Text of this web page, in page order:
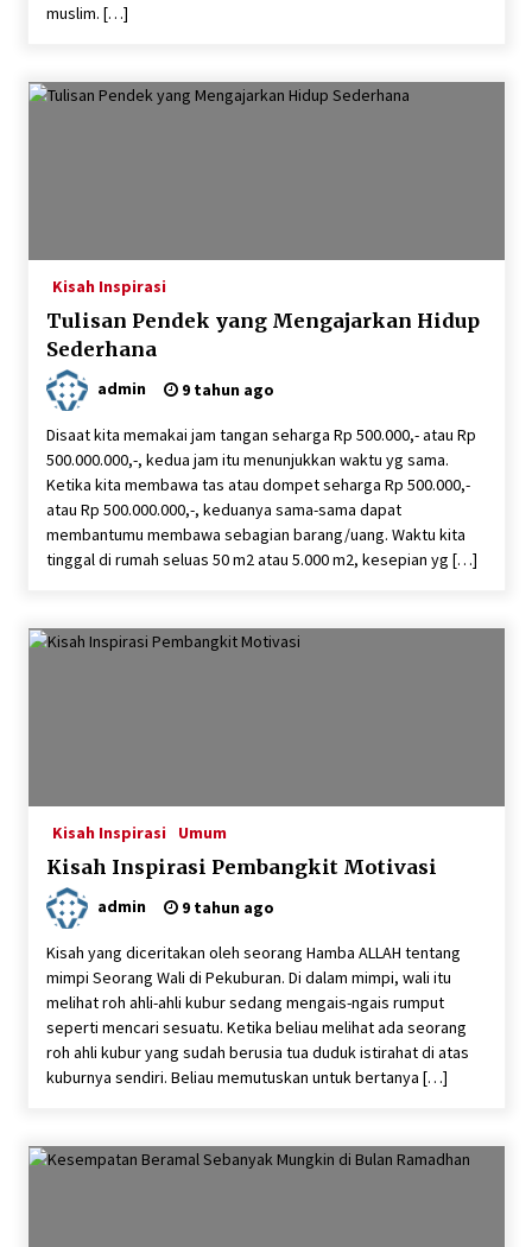
muslim. […]
Kisah Inspirasi
Tulisan Pendek yang Mengajarkan Hidup
Sederhana
admin 9 tahun ago
Disaat kita memakai jam tangan seharga Rp 500.000,- atau Rp
500.000.000,-, kedua jam itu menunjukkan waktu yg sama.
Ketika kita membawa tas atau dompet seharga Rp 500.000,-
atau Rp 500.000.000,-, keduanya sama-sama dapat
membantumu membawa sebagian barang/uang. Waktu kita
tinggal di rumah seluas 50 m2 atau 5.000 m2, kesepian yg […]
Kisah Inspirasi Umum
Kisah Inspirasi Pembangkit Motivasi
admin 9 tahun ago
Kisah yang diceritakan oleh seorang Hamba ALLAH tentang
mimpi Seorang Wali di Pekuburan. Di dalam mimpi, wali itu
melihat roh ahli-ahli kubur sedang mengais-ngais rumput
seperti mencari sesuatu. Ketika beliau melihat ada seorang
roh ahli kubur yang sudah berusia tua duduk istirahat di atas
kuburnya sendiri. Beliau memutuskan untuk bertanya […]